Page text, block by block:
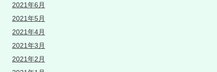
2021年6月
2021年5月
2021年4月
2021年3月
2021年2月